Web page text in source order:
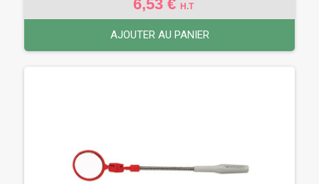
6,53 € H.T
AJOUTER AU PANIER